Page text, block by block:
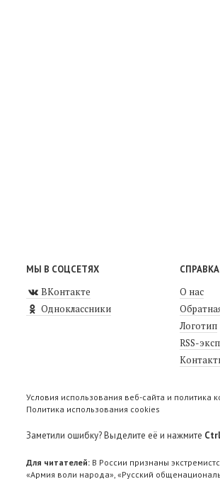
МЫ В СОЦСЕТЯХ
ВКонтакте
Одноклассники
СПРАВКА
О нас
Логотип
RSS-
Условия использования веб-сайта и
Политика использования cookies
Заметили ошибку? Выделите её и нажмите
Для читателей: В России признаны
«Армия воли народа», «Русский